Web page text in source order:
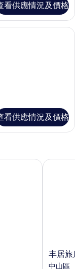
看供應情況及價格
光窗簾/窗簾、隔音、熨
看供應情況及價格
丰
居
丰居旅
中山區
丰居旅